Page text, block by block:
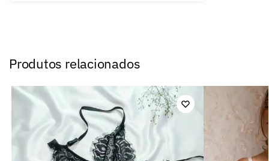
Produtos relacionados